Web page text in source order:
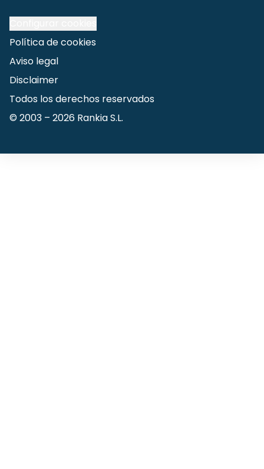
Política de cookies
Aviso legal
Disclaimer
Todos los derechos reservados
© 2003 – 2026 Rankia S.L.